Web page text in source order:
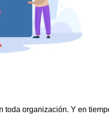
toda organización. Y en